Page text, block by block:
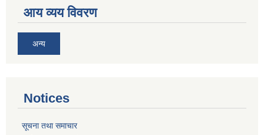
आय व्यय विवरण
अन्य
Notices
सूचना तथा समाचार